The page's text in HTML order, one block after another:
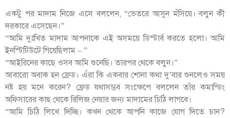
একটু পর মাদাম নিজে এসে বললেন, “ভেতরে আসুন মঁসিয়ে। বলুন কী
দরকারে এসেছেন।”
“আমি দুঃখিত মাদাম আপনাকে এই অসময়ে ডিস্টার্ব করতে হলো। আমি
ইনস্টিটিউটে গিয়েছিলাম – ”
“আইরিনের কাছে ওসব আমি শুনেছি। তারপর থেকে বলুন।”
আবারো অবাক হন ফ্রেড। এঁরা কি একবার শোনা কথা দু’বার শুনলেও সময়
নষ্ট হয় মনে করেন? ফ্রেড যথাসম্ভব সংক্ষেপে বললেন তাঁর কমান্ডিং
অফিসারের কাছ থেকে রিলিজ নেয়ার জন্য মাদামের চিঠি লাগবে।
“আমি চিঠি লিখে দিচ্ছি। কখন থেকে আপনি কাজে যোগ দিতে চান?